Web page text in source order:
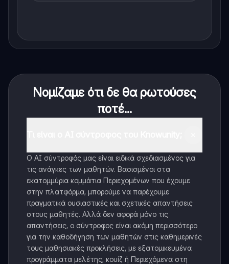
Νομίζαμε ότι δε θα ρωτούσες
ποτέ...
Ο AI σύντροφός μας είναι ειδικά σχεδιασμένος για
τις ανάγκες των μαθητών. Βασισμένοι στα
εκατομμύρια κομμάτια Περιεχομένων που έχουμε
στην πλατφόρμα, μπορούμε να παρέχουμε
πραγματικά ουσιαστικές και σχετικές απαντήσεις
στους μαθητές. Αλλά δεν αφορά μόνο τις
απαντήσεις, ο σύντροφος είναι ακόμη περισσότερο
για την καθοδήγηση των μαθητών στις καθημερινές
τους μαθησιακές προκλήσεις, με εξατομικευμένα
προγράμματα μελέτης, κουίζ ή Περιεχόμενα στη